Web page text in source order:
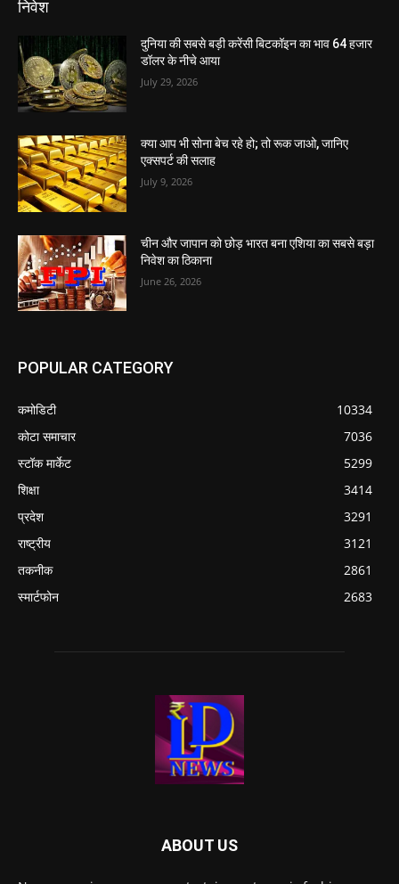
निवेश
दुनिया की सबसे बड़ी करेंसी बिटकॉइन का भाव 64 हजार
डॉलर के नीचे आया
July 29, 2026
क्या आप भी सोना बेच रहे हो; तो रूक जाओ, जानिए
एक्सपर्ट की सलाह
July 9, 2026
चीन और जापान को छोड़ भारत बना एशिया का सबसे बड़ा
निवेश का ठिकाना
June 26, 2026
POPULAR CATEGORY
कमोडिटी
10334
कोटा समाचार
7036
स्टॉक मार्केट
5299
शिक्षा
3414
प्रदेश
3291
राष्ट्रीय
3121
तकनीक
2861
स्मार्टफोन
2683
ABOUT US